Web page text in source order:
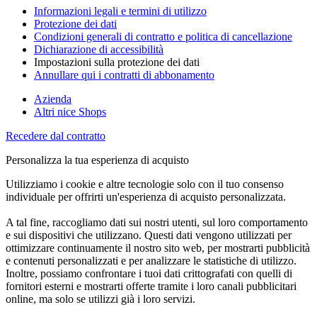
Informazioni legali e termini di utilizzo
Protezione dei dati
Condizioni generali di contratto e politica di cancellazione
Dichiarazione di accessibilità
Impostazioni sulla protezione dei dati
Annullare qui i contratti di abbonamento
Azienda
Altri nice Shops
Recedere dal contratto
Personalizza la tua esperienza di acquisto
Utilizziamo i cookie e altre tecnologie solo con il tuo consenso
individuale per offrirti un'esperienza di acquisto personalizzata.
A tal fine, raccogliamo dati sui nostri utenti, sul loro comportamento
e sui dispositivi che utilizzano. Questi dati vengono utilizzati per
ottimizzare continuamente il nostro sito web, per mostrarti pubblicità
e contenuti personalizzati e per analizzare le statistiche di utilizzo.
Inoltre, possiamo confrontare i tuoi dati crittografati con quelli di
fornitori esterni e mostrarti offerte tramite i loro canali pubblicitari
online, ma solo se utilizzi già i loro servizi.